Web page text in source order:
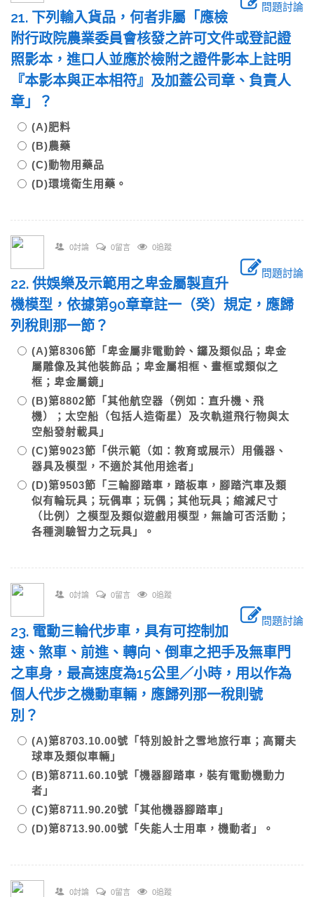
問題討論
21. 下列輸入貨品，何者非屬「應檢
附行政院農業委員會核發之許可文件或登記證
照影本，進口人並應於檢附之證件影本上註明
『本影本與正本相符』及加蓋公司章、負責人
章」？
(A)肥料
(B)農藥
(C)動物用藥品
(D)環境衛生用藥。
0討論 0留言 0追蹤
問題討論
22. 供娛樂及示範用之卑金屬製直升
機模型，依據第90章章註一（癸）規定，應歸
列稅則那一節？
(A)第8306節「卑金屬非電動鈴、鑼及類似品；卑金
屬雕像及其他裝飾品；卑金屬相框、畫框或類似之
框；卑金屬鏡」
(B)第8802節「其他航空器（例如：直升機、飛
機）；太空船（包括人造衛星）及次軌道飛行物與太
空船發射載具」
(C)第9023節「供示範（如：教育或展示）用儀器、
器具及模型，不適於其他用途者」
(D)第9503節「三輪腳踏車，踏板車，腳踏汽車及類
似有輪玩具；玩偶車；玩偶；其他玩具；縮減尺寸
（比例）之模型及類似遊戲用模型，無論可否活動；
各種測驗智力之玩具」。
0討論 0留言 0追蹤
問題討論
23. 電動三輪代步車，具有可控制加
速、煞車、前進、轉向、倒車之把手及無車門
之車身，最高速度為15公里／小時，用以作為
個人代步之機動車輛，應歸列那一稅則號
別？
(A)第8703.10.00號「特別設計之雪地旅行車；高爾夫
球車及類似車輛」
(B)第8711.60.10號「機器腳踏車，裝有電動機動力
者」
(C)第8711.90.20號「其他機器腳踏車」
(D)第8713.90.00號「失能人士用車，機動者」。
0討論 0留言 0追蹤